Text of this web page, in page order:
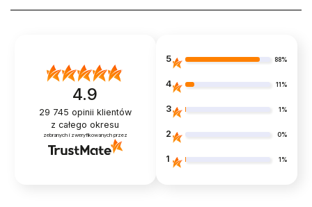
4.9
29 745 opinii klientów
z całego okresu
zebranych i zweryfikowanych przez
5 88%
4 11%
3 1%
2 0%
1 1%